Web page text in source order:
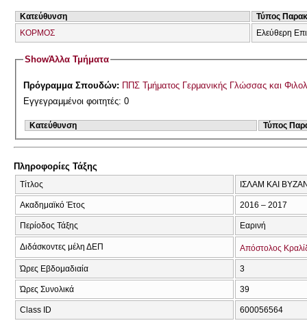
Κατεύθυνση
Τύπος
ΚΟΡΜΟΣ
Ελεύθερη
ShowΆλλα Τμήματα
Πρόγραμμα Σπουδών: ΠΠΣ Τμήματος Γερμανικής Γλώσσας και
Εγγεγραμμένοι φοιτητές: 0
Κατεύθυνση Τύπος
Πληροφορίες Τάξης
Τίτλος IΣΛΑΜ ΚΑΙ
Ακαδημαϊκό Έτος 2016 – 2017
Περίοδος Τάξης Εαρινή
Διδάσκοντες μέλη ΔΕΠ Απόστολος
Ώρες Εβδομαδιαία 3
Ώρες Συνολικά 39
Class ID 600056564